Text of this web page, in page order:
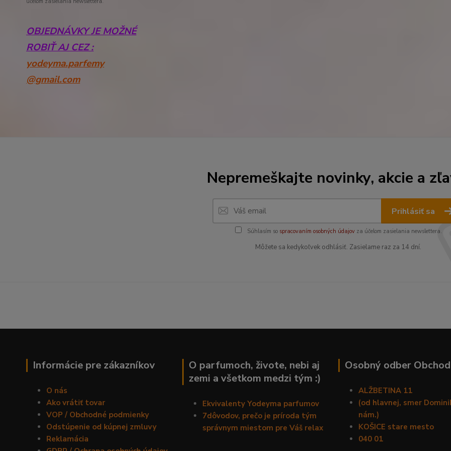
OBJEDNÁVKY JE MOŽNÉ
ROBIŤ AJ CEZ :
yodeyma.parfemy
@gmail.com
Nepremeškajte novinky, akcie a
Prihlásiť sa
Súhlasím so spracovaním osobných údajovza účelom zasielania newslettera.
Môžete sa kedykoľvek odhlásiť. Zasielame raz za 14 dní.
Informácie pre zákazníkov
O nás
Ako vrátiť tovar
VOP / Obchodné podmienky
Odstúpenie od kúpnej zmluvy
Reklamácia
O parfumoch, živote, nebi aj
zemi a všetkom medzi tým :)
Ekvivalenty Yodeyma parfumov
7dôvodov, prečo je príroda tým
správnym miestom pre Váš relax
Osobný odber Obchod
ALŽBETINA 11
(od hlavnej, smer
nám.)
KOŠICE stare mesto
040 01